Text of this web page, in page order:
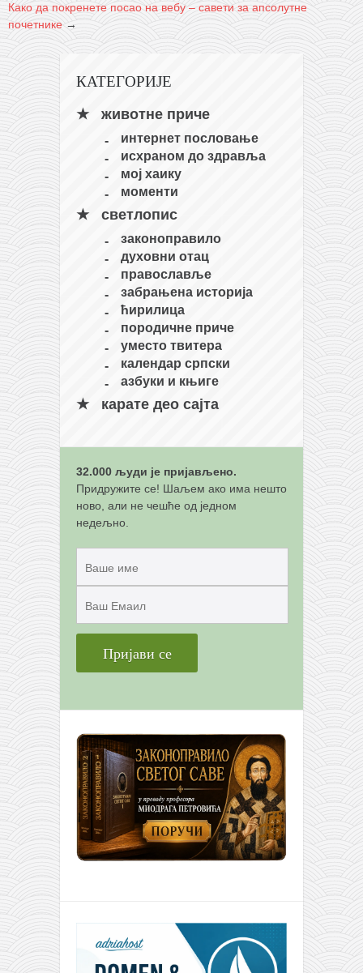
Како да покренете посао на вебу – савети за апсолутне
почетнике →
КАТЕГОРИЈЕ
животне приче
интернет пословање
исхраном до здравља
мој хаику
моменти
светлопис
законоправило
духовни отац
православље
забрањена историја
ћирилица
породичне приче
уместо твитера
календар српски
азбуки и књиге
карате део сајта
32.000 људи је пријављено.
Придружите се! Шаљем ако има нешто
ново, али не чешће од једном
недељно.